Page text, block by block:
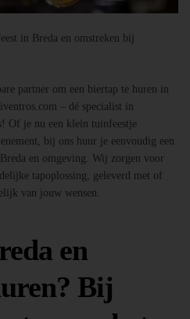
in Breda en omstreken bij
partner om een biertap te huren in
– dé specialist in
Of je nu een klein tuinfeestje
bij ons huur je eenvoudig een
en omgeving. Wij zorgen voor
tapoplossing, geleverd met of
van jouw wensen.
en
Bij